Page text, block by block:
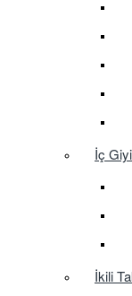
İç
İkili